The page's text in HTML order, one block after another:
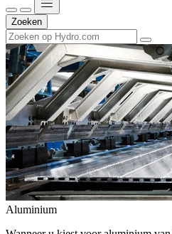
Zoeken
Aluminium